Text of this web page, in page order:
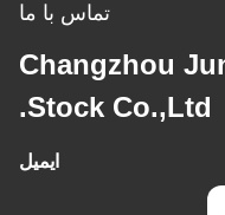
تماس با ما
Changzhou
Stock Co.,Ltd.
ایمیل